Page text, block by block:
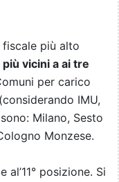
più alto
vicini a ai tre
per carico
IMU,
Milano, Sesto
Monzese.
al’11° posizione. Si